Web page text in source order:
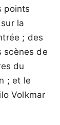
points
la
; des
scènes de
du
; et le
Volkmar